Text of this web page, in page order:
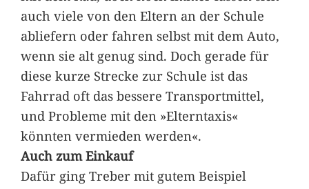
auch viele von den Eltern an der Schule
abliefern oder fahren selbst mit dem Auto,
wenn sie alt genug sind. Doch gerade für
diese kurze Strecke zur Schule ist das
Fahrrad oft das bessere Transportmittel,
und Probleme mit den »Elterntaxis«
könnten vermieden werden«.
Auch zum Einkauf
Dafür ging Treber mit gutem Beispiel